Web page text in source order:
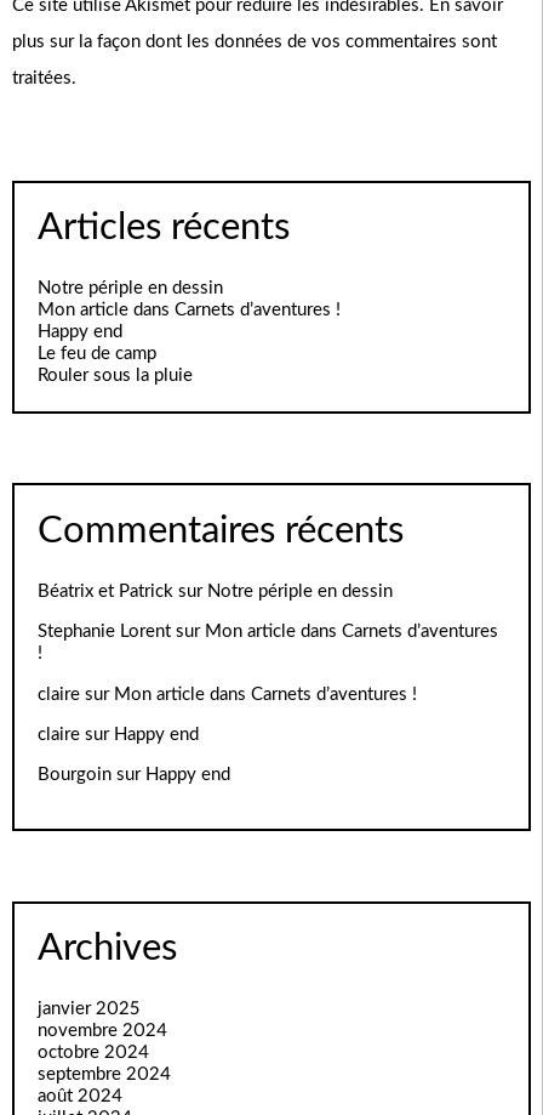
Ce site utilise Akismet pour réduire les indésirables. En savoir
plus sur la façon dont les données de vos commentaires sont
traitées.
Articles récents
Notre périple en dessin
Mon article dans Carnets d’aventures !
Happy end
Le feu de camp
Rouler sous la pluie
Commentaires récents
Béatrix et Patrick sur Notre périple en dessin
Stephanie Lorentsur Mon article dans Carnets d’aventures
!
clairesur Mon article dans Carnets d’aventures !
clairesur Happy end
Bourgoinsur Happy end
Archives
janvier 2025
novembre 2024
octobre 2024
septembre 2024
août 2024